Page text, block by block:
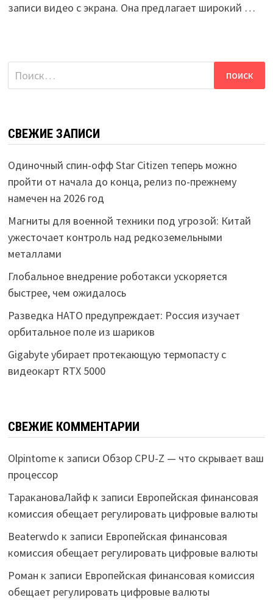
записи видео с экрана. Она предлагает широкий …
Найти:
СВЕЖИЕ ЗАПИСИ
Одиночный спин-офф Star Citizen теперь можно
пройти от начала до конца, релиз по-прежнему
намечен на 2026 год
Магниты для военной техники под угрозой: Китай
ужесточает контроль над редкоземельными
металлами
Глобальное внедрение роботакси ускоряется
быстрее, чем ожидалось
Разведка НАТО предупреждает: Россия изучает
орбитальное поле из шариков
Gigabyte убирает протекающую термопасту с
видеокарт RTX 5000
СВЕЖИЕ КОММЕНТАРИИ
Olpintomeк записи Обзор CPU-Z — что скрывает ваш
процессор
ТаракановаЛайфк записи Европейская финансовая
комиссия обещает регулировать цифровые валюты
Beaterwdo к записи Европейская финансовая
комиссия обещает регулировать цифровые валюты
Роман к записи Европейская финансовая комиссия
обещает регулировать цифровые валюты